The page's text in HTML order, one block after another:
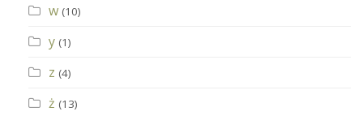
w (10)
y (1)
z (4)
ż (13)